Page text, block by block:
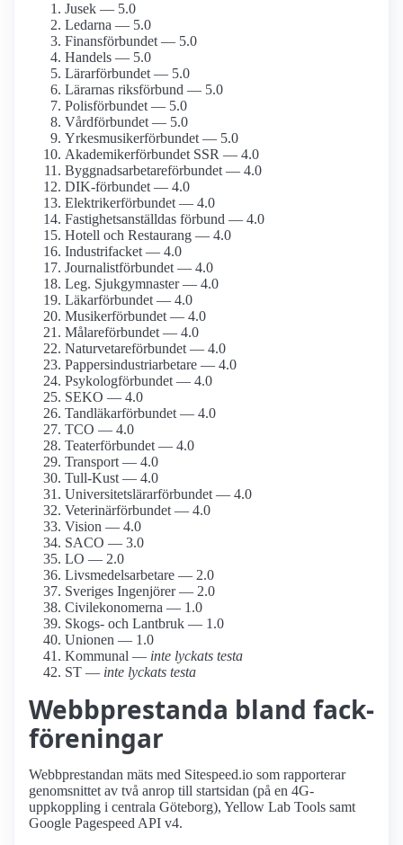
Jusek — 5.0
Ledarna — 5.0
Finans­förbundet — 5.0
Handels — 5.0
Lärarförbundet — 5.0
Lärarnas riksförbund — 5.0
Polisförbundet — 5.0
Vårdförbundet — 5.0
Yrkesmusiker­förbundet — 5.0
Akademiker­förbundet SSR — 4.0
Byggnadsarbetare­förbundet — 4.0
DIK-förbundet — 4.0
Elektriker­förbundet — 4.0
Fastighets­anställdas förbund — 4.0
Hotell och Restaurang — 4.0
Industrifacket — 4.0
Journalist­förbundet — 4.0
Leg. Sjukgymnaster — 4.0
Läkarförbundet — 4.0
Musiker­förbundet — 4.0
Målare­förbundet — 4.0
Naturvetare­förbundet — 4.0
Pappersindustri­arbetare — 4.0
Psykolog­förbundet — 4.0
SEKO — 4.0
Tandläkar­förbundet — 4.0
TCO — 4.0
Teater­förbundet — 4.0
Transport — 4.0
Tull-Kust — 4.0
Universitetslärar­förbundet — 4.0
Veterinärförbundet — 4.0
Vision — 4.0
SACO — 3.0
LO — 2.0
Livsmedels­arbetare — 2.0
Sveriges Ingenjörer — 2.0
Civil­ekonomerna — 1.0
Skogs- och Lantbruk — 1.0
Unionen — 1.0
Kommunal — inte lyckats testa
ST — inte lyckats testa
Webbprestanda bland fack­
föreningar
Webbprestandan mäts med Sitespeed.io som rapporterar
genomsnittet av två anrop till startsidan (på en 4G-
uppkoppling i centrala Göteborg), Yellow Lab Tools samt
Google Pagespeed API v4.